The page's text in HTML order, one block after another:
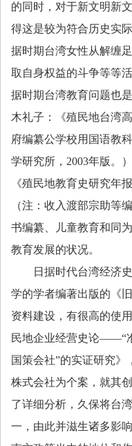
的同时，对于新文明新
得这是较为符合历史实
据时期台湾女性从解缠
取自身权益的斗争等等
据时期台湾教育问题也
木礼子：《殖民地台湾
府编纂公学校用国语教
学研究所， 2003年版。
《殖民地教育史研究年报
（注：收入渡部宗助等
书编纂、儿童教育和同
教育发展的状况。
日据时代台湾经济
学的学者编著出版的《
资料建设，有很高的使
民地企业经营史论——“
国策会社”的实证研究》
株式会社为个案，就其
了详细分析，久保将台
一，由此并滋生诸多影